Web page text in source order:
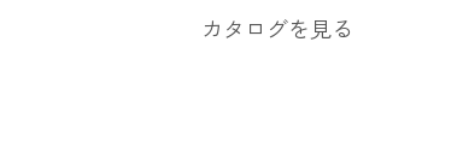
カタログを見る